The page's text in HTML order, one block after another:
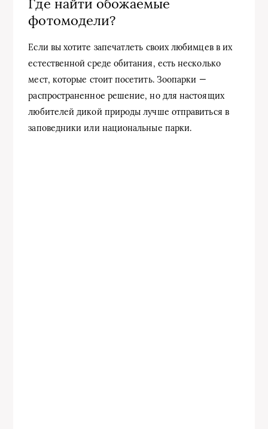
Где найти обожаемые
фотомодели?
Если вы хотите запечатлеть своих любимцев в их
естественной среде обитания, есть несколько
мест, которые стоит посетить. Зоопарки —
распространенное решение, но для настоящих
любителей дикой природы лучше отправиться в
заповедники или национальные парки.